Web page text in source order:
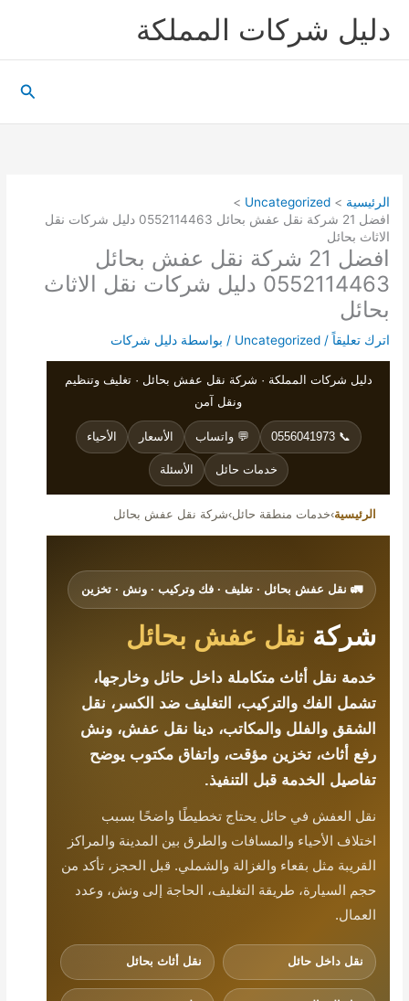
دليل شركات المملكة
الرئيسية
Uncategorized
افضل 21 شركة نقل عفش بحائل 0552114463 دليل شركات نقل
الاثاث بحائل
افضل 21 شركة نقل عفش بحائل
0552114463 دليل شركات نقل الاثاث
بحائل
اترك تعليقاً /
Uncategorized / بواسطة دليل شركات
دليل شركات المملكة · شركة نقل عفش بحائل · تغليف وتنظيم
ونقل آمن
📞 0556041973 💬 واتساب الأسعار الأحياء
خدمات حائل الأسئلة
الرئيسية›خدمات منطقة حائل›شركة نقل عفش بحائل
🚛 نقل عفش بحائل · تغليف · فك وتركيب · ونش · تخزين
شركة نقل عفش بحائل
خدمة نقل أثاث متكاملة داخل حائل وخارجها،
تشمل الفك والتركيب، التغليف ضد الكسر، نقل
الشقق والفلل والمكاتب، دينا نقل عفش، ونش
رفع أثاث، تخزين مؤقت، واتفاق مكتوب يوضح
تفاصيل الخدمة قبل التنفيذ.
نقل العفش في حائل يحتاج تخطيطًا واضحًا بسبب
اختلاف الأحياء والمسافات والطرق بين المدينة والمراكز
القريبة مثل بقعاء والغزالة والشملي. قبل الحجز، تأكد من
حجم السيارة، طريقة التغليف، الحاجة إلى ونش، وعدد
العمال.
نقل داخل حائل نقل أثاث بحائل